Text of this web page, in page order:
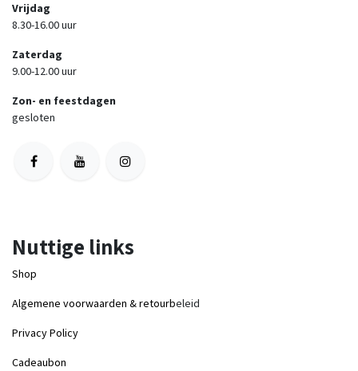
Vrijdag
8.30-16.00 uur
Zaterdag
9.00-12.00 uur
Zon- en feestdagen
gesloten
Nuttige links
Shop
Algemene voorwaarden & retourbeleid
Privacy Policy
Cadeaubon